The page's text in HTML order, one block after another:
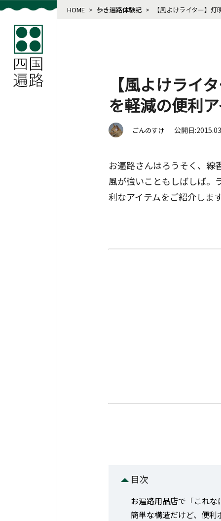
HOME > 歩き遍路体験記 > 【風よけライター】
【風よけライ
を軽減の便利
ごんのすけ 公開日
お遍路さんはろうそく、線
風が強いこともしばしば
利なアイテムをご紹介しま
目次
お遍路用品店で「これな
簡単な構造だけど、便利